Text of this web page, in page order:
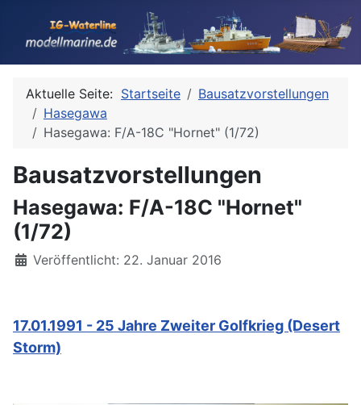
Aktuelle Seite: Startseite
Bausatzvorstellungen
Hasegawa
Hasegawa: F/A-18C "Hornet" (1/72)
Bausatzvorstellungen
Hasegawa: F/A-18C "Hornet"
(1/72)
Details
Veröffentlicht: 22. Januar 2016
17.01.1991 - 25 Jahre Zweiter Golfkrieg (Desert
Storm)